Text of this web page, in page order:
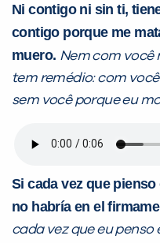
Ni contigo ni sin ti,
contigo porque me
muero. Nem com você
tem remédio: com
sem você porque eu
Si cada vez que
no habría en el
cada vez que eu penso